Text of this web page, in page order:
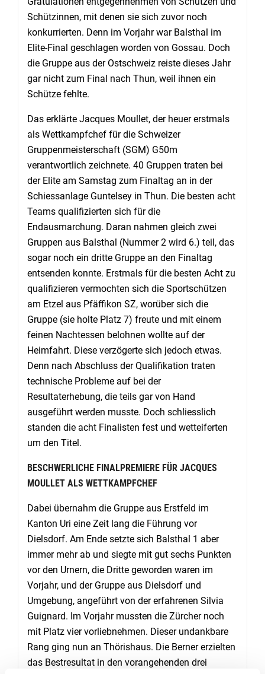
Schützinnen, mit denen sie sich zuvor noch
konkurrierten. Denn im Vorjahr war Balsthal im
Elite-Final geschlagen worden von Gossau. Doch
die Gruppe aus der Ostschweiz reiste dieses Jahr
gar nicht zum Final nach Thun, weil ihnen ein
Schütze fehlte.
Das erklärte Jacques Moullet, der heuer erstmals
als Wettkampfchef für die Schweizer
Gruppenmeisterschaft (SGM) G50m
verantwortlich zeichnete. 40 Gruppen traten bei
der Elite am Samstag zum Finaltag an in der
Schiessanlage Guntelsey in Thun. Die besten acht
Teams qualifizierten sich für die
Endausmarchung. Daran nahmen gleich zwei
Gruppen aus Balsthal (Nummer 2 wird 6.) teil, das
sogar noch ein dritte Gruppe an den Finaltag
entsenden konnte. Erstmals für die besten Acht zu
qualifizieren vermochten sich die Sportschützen
am Etzel aus Pfäffikon SZ, worüber sich die
Gruppe (sie holte Platz 7) freute und mit einem
feinen Nachtessen belohnen wollte auf der
Heimfahrt. Diese verzögerte sich jedoch etwas.
Denn nach Abschluss der Qualifikation traten
technische Probleme auf bei der
Resultaterhebung, die teils gar von Hand
ausgeführt werden musste. Doch schliesslich
standen die acht Finalisten fest und wetteiferten
um den Titel.
BESCHWERLICHE FINALPREMIERE FÜR JACQUES
MOULLET ALS WETTKAMPFCHEF
Dabei übernahm die Gruppe aus Erstfeld im
Kanton Uri eine Zeit lang die Führung vor
Dielsdorf. Am Ende setzte sich Balsthal 1 aber
immer mehr ab und siegte mit gut sechs Punkten
vor den Urnern, die Dritte geworden waren im
Vorjahr, und der Gruppe aus Dielsdorf und
Umgebung, angeführt von der erfahrenen Silvia
Guignard. Im Vorjahr mussten die Zürcher noch
mit Platz vier vorliebnehmen. Dieser undankbare
Rang ging nun an Thörishaus. Die Berner erzielten
das Bestresultat in den vorangehenden drei